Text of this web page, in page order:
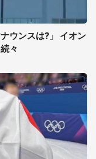
ウンスは?」 イオン
々